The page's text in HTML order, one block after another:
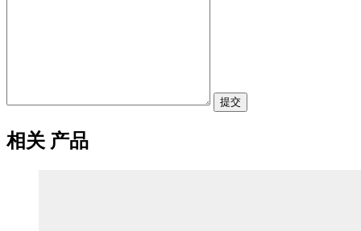
提交
相关 产品